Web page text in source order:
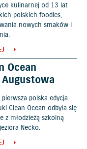
kulinarnej od 13 lat
polskich foodies,
nowych smaków i
Ocean
polska edycja
Clean Ocean odbyła się
z młodzieżą szkolną
Necko.